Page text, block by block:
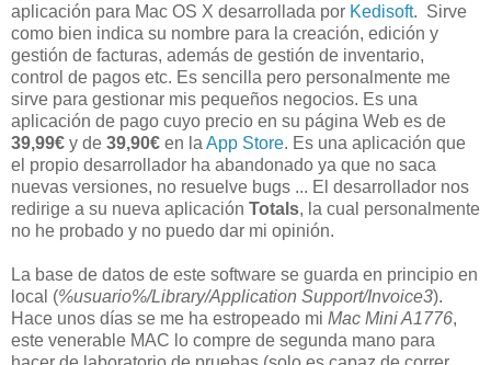
aplicación para Mac OS X desarrollada por Kedisoft. Sirve
como bien indica su nombre para la creación, edición y
gestión de facturas, además de gestión de inventario,
control de pagos etc. Es sencilla pero personalmente me
sirve para gestionar mis pequeños negocios. Es una
aplicación de pago cuyo precio en su página Web es de
39,99€ y de 39,90€ en la App Store. Es una aplicación que
el propio desarrollador ha abandonado ya que no saca
nuevas versiones, no resuelve bugs ... El desarrollador nos
redirige a su nueva aplicación Totals, la cual personalmente
no he probado y no puedo dar mi opinión.
La base de datos de este software se guarda en principio en
local (%usuario%/Library/Application Support/Invoice3).
Hace unos días se me ha estropeado mi Mac Mini A1776,
este venerable MAC lo compre de segunda mano para